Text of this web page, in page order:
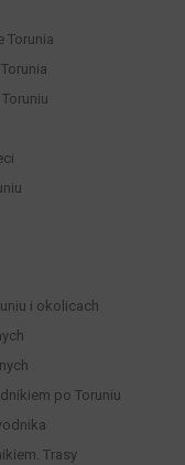
Torunia
i okolicach
po Toruniu
Trasy